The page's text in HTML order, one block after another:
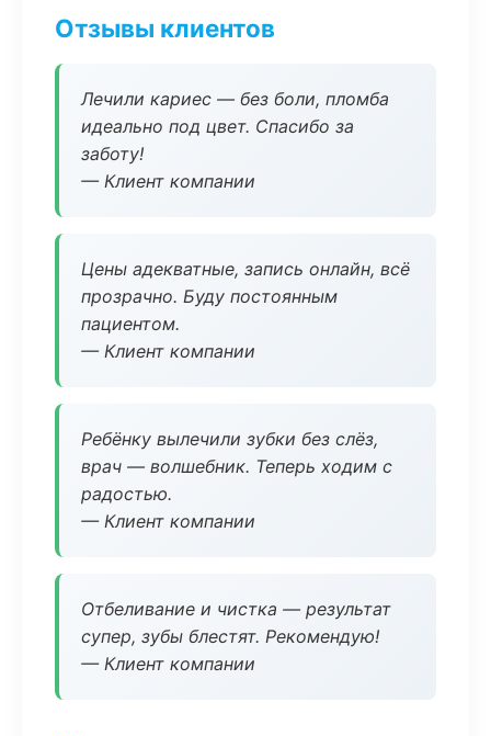
Отзывы клиентов
Лечили кариес — без боли, пломба
идеально под цвет. Спасибо за
заботу!
— Клиент компании
Цены адекватные, запись онлайн, всё
прозрачно. Буду постоянным
пациентом.
— Клиент компании
Ребёнку вылечили зубки без слёз,
врач — волшебник. Теперь ходим с
радостью.
— Клиент компании
Отбеливание и чистка — результат
супер, зубы блестят. Рекомендую!
— Клиент компании